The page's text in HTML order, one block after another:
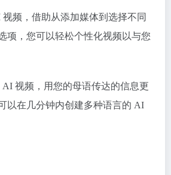
频，借助从添加媒体到选择不同
项，您可以轻松个性化视频以与您
AI 视频，用您的母语传达的信息更
在几分钟内创建多种语言的 AI